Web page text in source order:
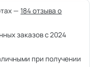
—184 отзыва о
заказов с 2024
при получении